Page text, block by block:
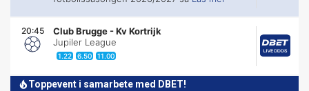
20:45 Club Brugge -Kv Kortrijk
Jupiler League
1.22 6.50 11.00
Toppevent i samarbete med DBET!